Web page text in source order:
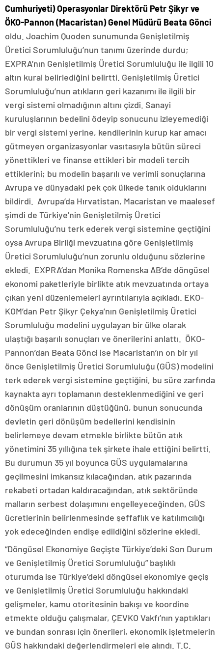
Cumhuriyeti) Operasyonlar Direktörü Petr Şikyr ve
ÖKO-Pannon (Macaristan) Genel Müdürü Beata Gönci
oldu. Joachim Quoden sunumunda Genişletilmiş
Üretici Sorumluluğu’nun tanımı üzerinde durdu;
EXPRA’nın Genişletilmiş Üretici Sorumluluğu ile ilgili 10
altın kural belirlediğini belirtti. Genişletilmiş Üretici
Sorumluluğu’nun atıkların geri kazanımı ile ilgili bir
vergi sistemi olmadığının altını çizdi. Sanayi
kuruluşlarının bedelini ödeyip sonucunu izleyemediği
bir vergi sistemi yerine, kendilerinin kurup kar amacı
gütmeyen organizasyonlar vasıtasıyla bütün süreci
yönettikleri ve finanse ettikleri bir modeli tercih
ettiklerini; bu modelin başarılı ve verimli sonuçlarına
Avrupa ve dünyadaki pek çok ülkede tanık olduklarını
bildirdi. Avrupa’da Hırvatistan, Macaristan ve maalesef
şimdi de Türkiye’nin Genişletilmiş Üretici
Sorumluluğu’nu terk ederek vergi sistemine geçtiğini
oysa Avrupa Birliği mevzuatına göre Genişletilmiş
Üretici Sorumluluğu’nun zorunlu olduğunu sözlerine
ekledi. EXPRA’dan Monika Romenska AB’de döngüsel
ekonomi paketleriyle birlikte atık mevzuatında ortaya
çıkan yeni düzenlemeleri ayrıntılarıyla açıkladı. EKO-
KOM’dan Petr Şikyr Çekya’nın Genişletilmiş Üretici
Sorumluluğu modelini uygulayan bir ülke olarak
ulaştığı başarılı sonuçları ve önerilerini anlattı. ÖKO-
Pannon’dan Beata Gönci ise Macaristan’ın on bir yıl
önce Genişletilmiş Üretici Sorumluluğu (GÜS) modelini
terk ederek vergi sistemine geçtiğini, bu süre zarfında
kaynakta ayrı toplamanın desteklenmediğini ve geri
dönüşüm oranlarının düştüğünü, bunun sonucunda
devletin geri dönüşüm bedellerini kendisinin
belirlemeye devam etmekle birlikte bütün atık
yönetimini 35 yıllığına tek şirkete ihale ettiğini belirtti.
Bu durumun 35 yıl boyunca GÜS uygulamalarına
geçilmesini imkansız kılacağından, atık pazarında
rekabeti ortadan kaldıracağından, atık sektöründe
malların serbest dolaşımını engelleyeceğinden, GÜS
ücretlerinin belirlenmesinde şeffaflık ve katılımcılığı
yok edeceğinden endişe edildiğini sözlerine ekledi.
“Döngüsel Ekonomiye Geçişte Türkiye’deki Son Durum
ve Genişletilmiş Üretici Sorumluluğu” başlıklı
oturumda ise Türkiye’deki döngüsel ekonomiye geçiş
ve Genişletilmiş Üretici Sorumluluğu hakkındaki
gelişmeler, kamu otoritesinin bakışı ve koordine
etmekte olduğu çalışmalar, ÇEVKO Vakfı’nın yaptıkları
ve bundan sonrası için önerileri, ekonomik işletmelerin
GÜS hakkındaki değerlendirmeleri ele alındı. T.C.